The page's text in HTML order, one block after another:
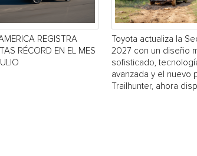
REGISTRA
RÉCORD EN EL MES
Toyota actualiza la
2027 con un diseño
sofisticado,
avanzada y el nuevo
Trailhunter, ahora